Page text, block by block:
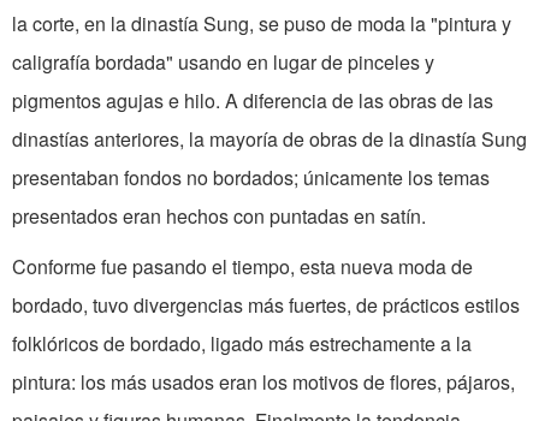
la corte, en la dinastía Sung, se puso de moda la "pintura y
caligrafía bordada" usando en lugar de pinceles y
pigmentos agujas e hilo. A diferencia de las obras de las
dinastías anteriores, la mayoría de obras de la dinastía Sung
presentaban fondos no bordados; únicamente los temas
presentados eran hechos con puntadas en satín.
Conforme fue pasando el tiempo, esta nueva moda de
bordado, tuvo divergencias más fuertes, de prácticos estilos
folklóricos de bordado, ligado más estrechamente a la
pintura: los más usados eran los motivos de flores, pájaros,